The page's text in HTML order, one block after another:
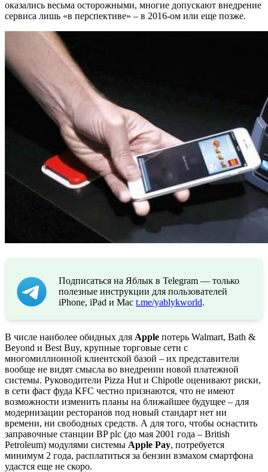
оказались весьма осторожными, многие допускают внедрение
сервиса лишь «в перспективе» – в 2016-ом или еще позже.
Подписаться на Яблык в Telegram — только
полезные инструкции для пользователей
iPhone, iPad и Mac t.me/yablykworld.
В числе наиболее обидных для Apple потерь Walmart, Bath &
Beyond и Best Buy, крупные торговые сети с
многомиллионной клиентской базой – их представители
вообще не видят смысла во внедрении новой платежной
системы. Руководители Pizza Hut и Chipotle оценивают риски,
в сети фаст фуда KFC честно признаются, что не имеют
возможности изменить планы на ближайшее будущее – для
модернизации ресторанов под новый стандарт нет ни
времени, ни свободных средств. А для того, чтобы оснастить
заправочные станции BP plc (до мая 2001 года – British
Petroleum) модулями системы Apple Pay, потребуется
минимум 2 года, расплатиться за бензин взмахом смартфона
удастся еще не скоро.